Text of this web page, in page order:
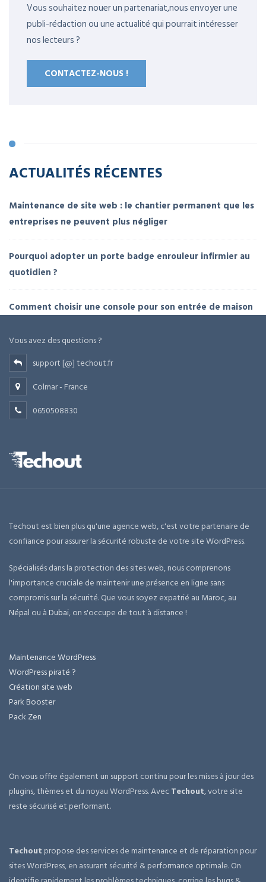
Vous souhaitez nouer un partenariat,nous envoyer une
publi-rédaction ou une actualité qui pourrait intéresser
nos lecteurs ?
CONTACTEZ-NOUS !
ACTUALITÉS RÉCENTES
Maintenance de site web : le chantier permanent que les
entreprises ne peuvent plus négliger
Pourquoi adopter un porte badge enrouleur infirmier au
quotidien ?
Comment choisir une console pour son entrée de maison
Vous avez des questions ?
support [@] techout.fr
Colmar - France
0650508830
Techout est bien plus qu'une agence web, c'est votre partenaire de
confiance pour assurer la sécurité robuste de votre site WordPress.
Spécialisés dans la protection des sites web, nous comprenons
l'importance cruciale de maintenir une présence en ligne sans
compromis sur la sécurité. Que vous soyez expatrié au Maroc, au
Népal ou àDubai, on s'occupe de tout à distance !
Maintenance WordPress
WordPress piraté ?
Création site web
Park Booster
Pack Zen
On vous offre également un support continu pour les mises à jour des
plugins, thèmes et du noyau WordPress. AvecTechout, votre site
reste sécurisé et performant.
Techout propose des services de maintenance et de réparation pour
sites WordPress, en assurant sécurité & performance optimale. On